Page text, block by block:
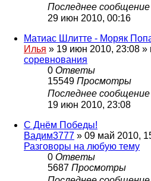
Последнее сообщение
29 июн 2010, 00:16
Матиас Шлитте - Моряк
Илья » 19 июн 2010, 23:08 »
соревнования
0 Ответы
15549 Просмотры
Последнее сообщение
19 июн 2010, 23:08
С Днём Победы!
Вадим3777 » 09 май 2010,
Разговоры на любую тему
0 Ответы
5687 Просмотры